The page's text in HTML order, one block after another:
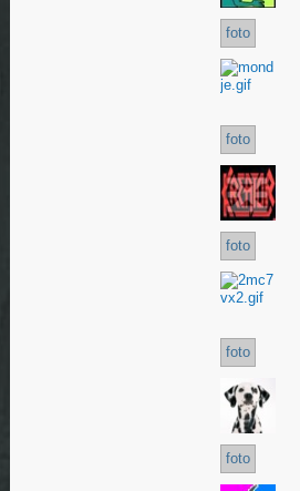
foto
foto
foto
foto
foto